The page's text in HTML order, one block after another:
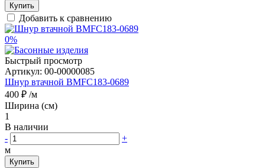
Купить
Добавить к сравнению
0%
Быстрый просмотр
Артикул: 00-00000085
Шнур втачной BMFC183-0689
400 ₽ /м
Ширина (см)
1
В наличии
-
+
м
Купить